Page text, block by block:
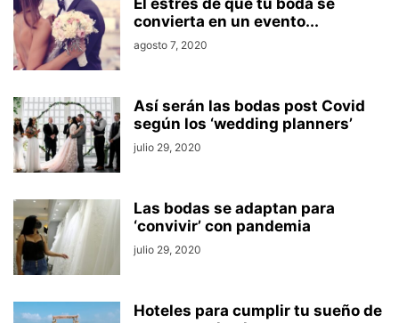
El estrés de que tu boda se
convierta en un evento...
agosto 7, 2020
Así serán las bodas post Covid
según los ‘wedding planners’
julio 29, 2020
Las bodas se adaptan para
‘convivir’ con pandemia
julio 29, 2020
Hoteles para cumplir tu sueño de